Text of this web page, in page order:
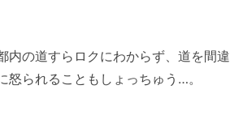
内の道すらロクにわからず、道を間違
怒られることもしょっちゅう…。